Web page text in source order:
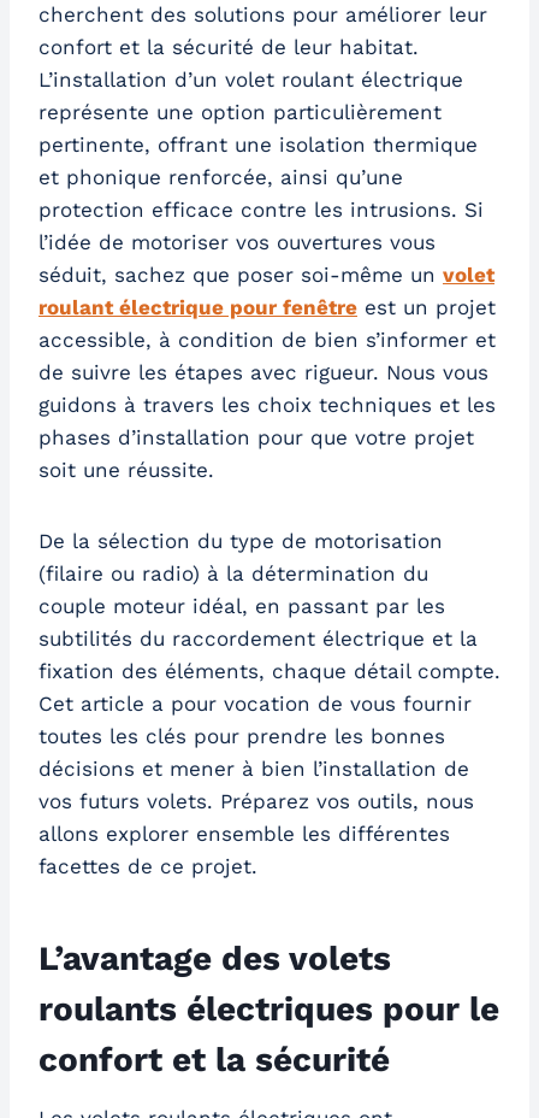
cherchent des solutions pour améliorer leur
confort et la sécurité de leur habitat.
L’installation d’un volet roulant électrique
représente une option particulièrement
pertinente, offrant une isolation thermique
et phonique renforcée, ainsi qu’une
protection efficace contre les intrusions. Si
l’idée de motoriser vos ouvertures vous
séduit, sachez que poser soi-même un volet
roulant électrique pour fenêtre est un projet
accessible, à condition de bien s’informer et
de suivre les étapes avec rigueur. Nous vous
guidons à travers les choix techniques et les
phases d’installation pour que votre projet
soit une réussite.
De la sélection du type de motorisation
(filaire ou radio) à la détermination du
couple moteur idéal, en passant par les
subtilités du raccordement électrique et la
fixation des éléments, chaque détail compte.
Cet article a pour vocation de vous fournir
toutes les clés pour prendre les bonnes
décisions et mener à bien l’installation de
vos futurs volets. Préparez vos outils, nous
allons explorer ensemble les différentes
facettes de ce projet.
L’avantage des volets
roulants électriques pour le
confort et la sécurité